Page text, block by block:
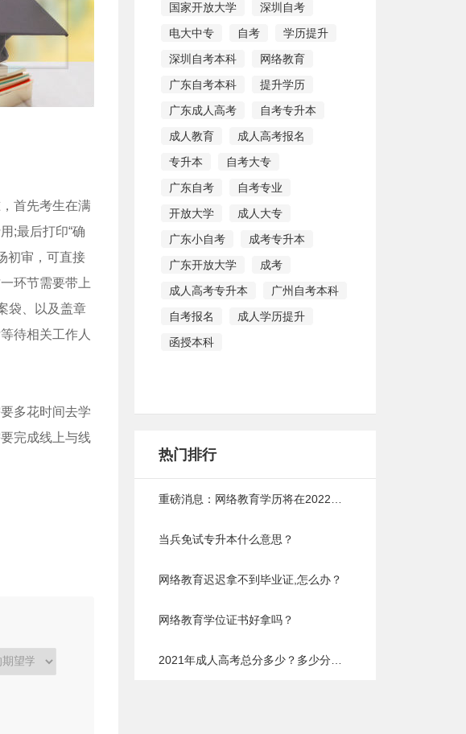
首先考生在满
;最后打印“确
初审，可直接
环节需要带上
袋、以及盖章
待相关工作人
多花时间去学
完成线上与线
国家开放大学
深圳自考
电大中专
自考
学历提升
深圳自考本科
网络教育
广东自考本科
提升学历
广东成人高考
自考专升本
成人教育
成人高考报名
专升本
自考大专
广东自考
自考专业
开放大学
成人大专
广东小自考
成考专升本
广东开放大学
成考
成人高考专升本
广州自考本科
自考报名
成人学历提升
函授本科
热门排行
当兵免试专升本什么意思？
网络教育迟迟拿不到毕业证,怎么办？
网络教育学位证书好拿吗？